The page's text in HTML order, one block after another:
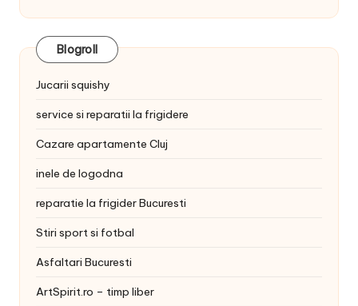
Blogroll
Jucarii squishy
service si reparatii la frigidere
Cazare apartamente Cluj
inele de logodna
reparatie la frigider Bucuresti
Stiri sport si fotbal
Asfaltari Bucuresti
ArtSpirit.ro – timp liber